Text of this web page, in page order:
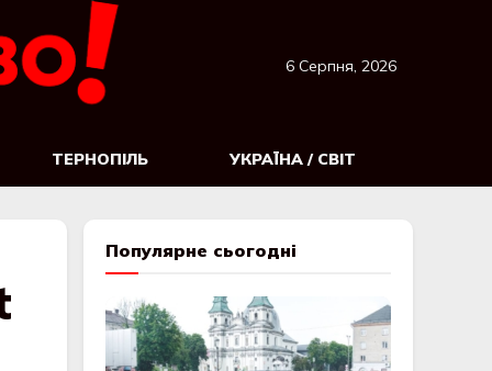
6 Серпня, 2026
ТЕРНОПІЛЬ УКРАЇНА / СВІТ
Популярне сьогодні